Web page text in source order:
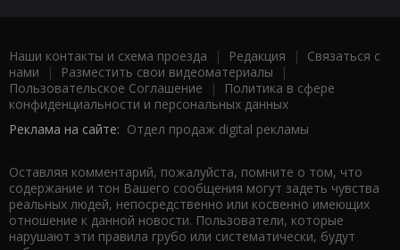
Наши контакты и схема проезда | Редакция | Связаться с
нами | Разместить свои видеоматериалы |
Пользовательское Соглашение |
Политика в сфере
конфиденциальности и персональных данных
Реклама на сайте: Отдел продаж digital рекламы
Оставляя комментарий, пожалуйста, помните о том, что
содержание и тон Вашего сообщения могут задеть чувства
реальных людей, непосредственно или косвенно имеющих
отношение к данной новости. Пользователи, которые
нарушают эти правила грубо или систематически, будут